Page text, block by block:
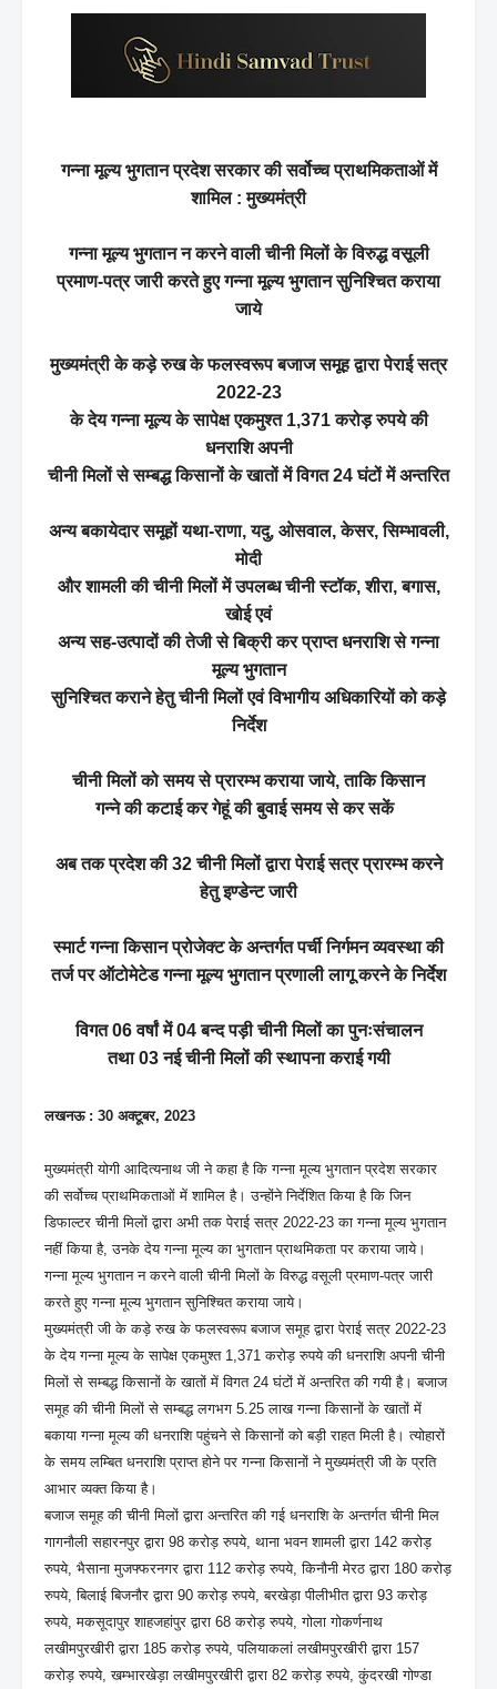
गन्ना मूल्य भुगतान प्रदेश सरकार की सर्वोच्च प्राथमिकताओं में
शामिल : मुख्यमंत्री
गन्ना मूल्य भुगतान न करने वाली चीनी मिलों के विरुद्ध वसूली
प्रमाण-पत्र जारी करते हुए गन्ना मूल्य भुगतान सुनिश्चित कराया
जाये
मुख्यमंत्री के कड़े रुख के फलस्वरूप बजाज समूह द्वारा पेराई सत्र
2022-23
के देय गन्ना मूल्य के सापेक्ष एकमुश्त 1,371 करोड़ रुपये की
धनराशि अपनी
चीनी मिलों से सम्बद्ध किसानों के खातों में विगत 24 घंटों में अन्तरित
अन्य बकायेदार समूहों यथा-राणा, यदु, ओसवाल, केसर, सिम्भावली,
मोदी
और शामली की चीनी मिलों में उपलब्ध चीनी स्टॉक, शीरा, बगास,
खोई एवं
अन्य सह-उत्पादों की तेजी से बिक्री कर प्राप्त धनराशि से गन्ना
मूल्य भुगतान
सुनिश्चित कराने हेतु चीनी मिलों एवं विभागीय अधिकारियों को कड़े
निर्देश
चीनी मिलों को समय से प्रारम्भ कराया जाये, ताकि किसान
गन्ने की कटाई कर गेहूं की बुवाई समय से कर सकें
अब तक प्रदेश की 32 चीनी मिलों द्वारा पेराई सत्र प्रारम्भ करने
हेतु इण्डेन्ट जारी
स्मार्ट गन्ना किसान प्रोजेक्ट के अन्तर्गत पर्ची निर्गमन व्यवस्था की
तर्ज पर ऑटोमेटेड गन्ना मूल्य भुगतान प्रणाली लागू करने के निर्देश
विगत 06 वर्षां में 04 बन्द पड़ी चीनी मिलों का पुनःसंचालन
तथा 03 नई चीनी मिलों की स्थापना कराई गयी
लखनऊ : 30 अक्टूबर, 2023
मुख्यमंत्री योगी आदित्यनाथ जी ने कहा है कि गन्ना मूल्य भुगतान प्रदेश सरकार
की सर्वोच्च प्राथमिकताओं में शामिल है। उन्होंने निर्देशित किया है कि जिन
डिफाल्टर चीनी मिलों द्वारा अभी तक पेराई सत्र 2022-23 का गन्ना मूल्य भुगतान
नहीं किया है, उनके देय गन्ना मूल्य का भुगतान प्राथमिकता पर कराया जाये।
गन्ना मूल्य भुगतान न करने वाली चीनी मिलों के विरुद्ध वसूली प्रमाण-पत्र जारी
करते हुए गन्ना मूल्य भुगतान सुनिश्चित कराया जाये।
मुख्यमंत्री जी के कड़े रुख के फलस्वरूप बजाज समूह द्वारा पेराई सत्र 2022-23
के देय गन्ना मूल्य के सापेक्ष एकमुश्त 1,371 करोड़ रुपये की धनराशि अपनी चीनी
मिलों से सम्बद्ध किसानों के खातों में विगत 24 घंटों में अन्तरित की गयी है। बजाज
समूह की चीनी मिलों से सम्बद्ध लगभग 5.25 लाख गन्ना किसानों के खातों में
बकाया गन्ना मूल्य की धनराशि पहुंचने से किसानों को बड़ी राहत मिली है। त्योहारों
के समय लम्बित धनराशि प्राप्त होने पर गन्ना किसानों ने मुख्यमंत्री जी के प्रति
आभार व्यक्त किया है।
बजाज समूह की चीनी मिलों द्वारा अन्तरित की गई धनराशि के अन्तर्गत चीनी मिल
गागनौली सहारनपुर द्वारा 98 करोड़ रुपये, थाना भवन शामली द्वारा 142 करोड़
रुपये, भैसाना मुजफ्फरनगर द्वारा 112 करोड़ रुपये, किनौनी मेरठ द्वारा 180 करोड़
रुपये, बिलाई बिजनौर द्वारा 90 करोड़ रुपये, बरखेड़ा पीलीभीत द्वारा 93 करोड़
रुपये, मकसूदापुर शाहजहांपुर द्वारा 68 करोड़ रुपये, गोला गोकर्णनाथ
लखीमपुरखीरी द्वारा 185 करोड़ रुपये, पलियाकलां लखीमपुरखीरी द्वारा 157
करोड़ रुपये, खम्भारखेड़ा लखीमपुरखीरी द्वारा 82 करोड़ रुपये, कुंदरखी गोण्डा